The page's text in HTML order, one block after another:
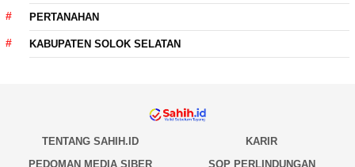
PERTANAHAN
KABUPATEN SOLOK SELATAN
TENTANG SAHIH.ID
KARIR
PEDOMAN MEDIA SIBER
SOP PERLINDUNGAN